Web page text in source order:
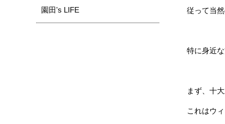
従って当
特に身近
まず、十
これはウ
園田's LIFE